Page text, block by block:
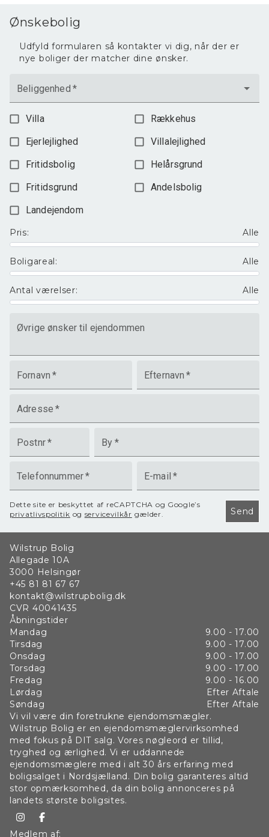
Ønskebolig
Udfyld formularen så kontakter vi dig, når der er
nye boliger der matcher dine ønsker.
Beliggenhed *
Villa
Rækkehus
Ejerlejlighed
Villalejlighed
Fritidsbolig
Helårsgrund
Fritidsgrund
Andelsbolig
Landejendom
Pris: Alle
Boligareal: Alle
Antal værelser: Alle
Øvrige ønsker til ejendommen
Fornavn * Efternavn *
Adresse *
Postnr* By *
Telefonnummer* E-mail *
Dette site er beskyttet af reCAPTCHA og Google’s
privatlivspolitik og servicevilkår gælder. Send
Wilstrup Bolig
Allegade 10A
3000 Helsingør
+45 81 81 67 67
kontakt@wilstrupbolig.dk
CVR 40041435
Åbningstider
Mandag
9.00 - 17.00
Tirsdag
9.00 - 17.00
Onsdag
9.00 - 17.00
Torsdag
9.00 - 17.00
Fredag
9.00 - 16.00
Lørdag
Efter Aftale
Søndag
Efter Aftale
Vi vil være din foretrukne ejendomsmægler.
Wilstrup Bolig er en ejendomsmæglervirksomhed
med fokus på DIT salg. Vores nøgleord er tillid,
tryghed og ærlighed. Vi er uddannede
ejendomsmæglere med i alt 30 års erfaring med
boligsalget i Nordsjælland. Din bolig garanteres altid
stor opmærksomhed, da din bolig annonceres på
landets største boligsites.
Medlem af: